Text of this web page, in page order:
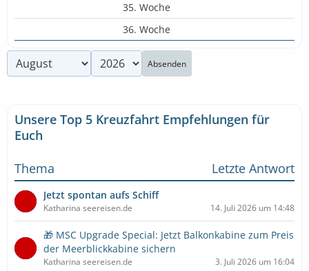
35. Woche
36. Woche
Absenden
Unsere Top 5 Kreuzfahrt Empfehlungen für
Euch
Thema
Letzte Antwort
Jetzt spontan aufs Schiff
Katharina seereisen.de 14. Juli 2026 um 14:48
🎁 MSC Upgrade Special: Jetzt Balkonkabine zum Preis
der Meerblickkabine sichern
Katharina seereisen.de 3. Juli 2026 um 16:04